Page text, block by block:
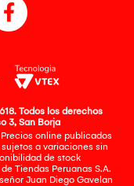
Todos los derechos
3, San Borja
online publicados
a variaciones sin
de stock
Tiendas Peruanas S.A.
Juan Diego Gavelan